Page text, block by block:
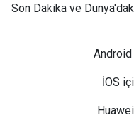
Son Dakika ve
Android
İOS